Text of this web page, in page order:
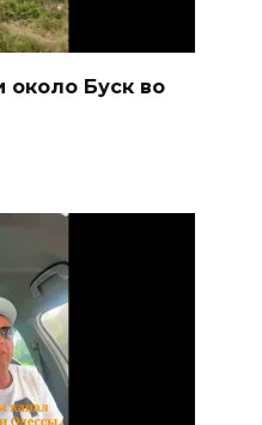
около Буск во